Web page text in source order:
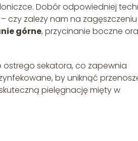
Dobór odpowiedniej
czy zależy nam na zagęszczeniu
górne, przycinanie boczne
ostrego sekatora, co zapewnia
by uniknąć
pielęgnację mięty w